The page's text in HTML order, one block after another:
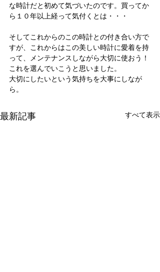
な時計だと初めて気づいたのです。買ってか
ら１０年以上経って気付くとは・・・
そしてこれからのこの時計との付き合い方で
すが、これからはこの美しい時計に愛着を持
って、メンテナンスしながら大切に使おう！
これを選んでいこうと思いました。
大切にしたいという気持ちを大事にしなが
ら。
最新記事 すべて表示